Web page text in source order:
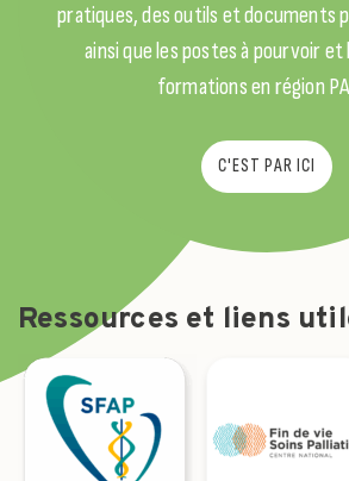
pratiques, des outils et documents
ainsi que les postes à pourvoir
formations en région
C'EST PAR ICI
Ressources et liens